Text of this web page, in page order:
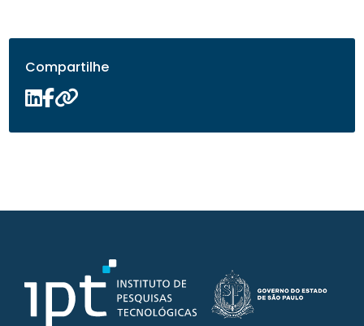
Compartilhe